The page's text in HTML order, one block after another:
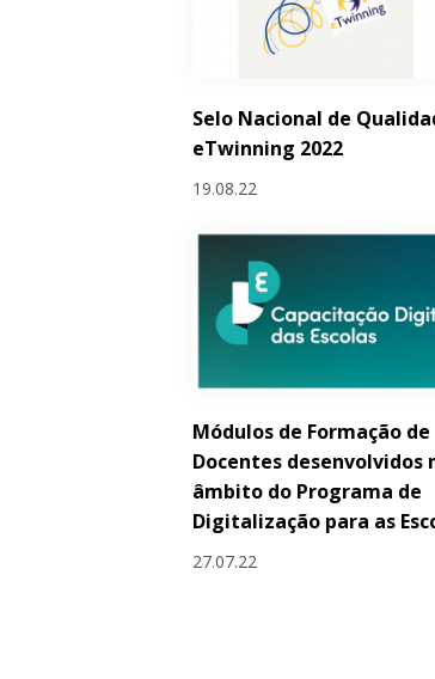
Selo Nacional de
eTwinning 2022
19.08.22
Módulos de Formação de
Docentes desenvolvidos
âmbito do Programa de
Digitalização para as
27.07.22